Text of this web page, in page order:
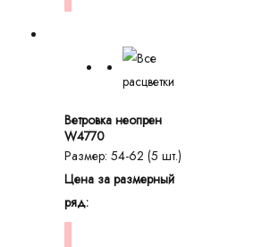
Ветровка неопрен
W4770
Размер: 54-62 (5 шт.)
Цена за размерный
ряд: